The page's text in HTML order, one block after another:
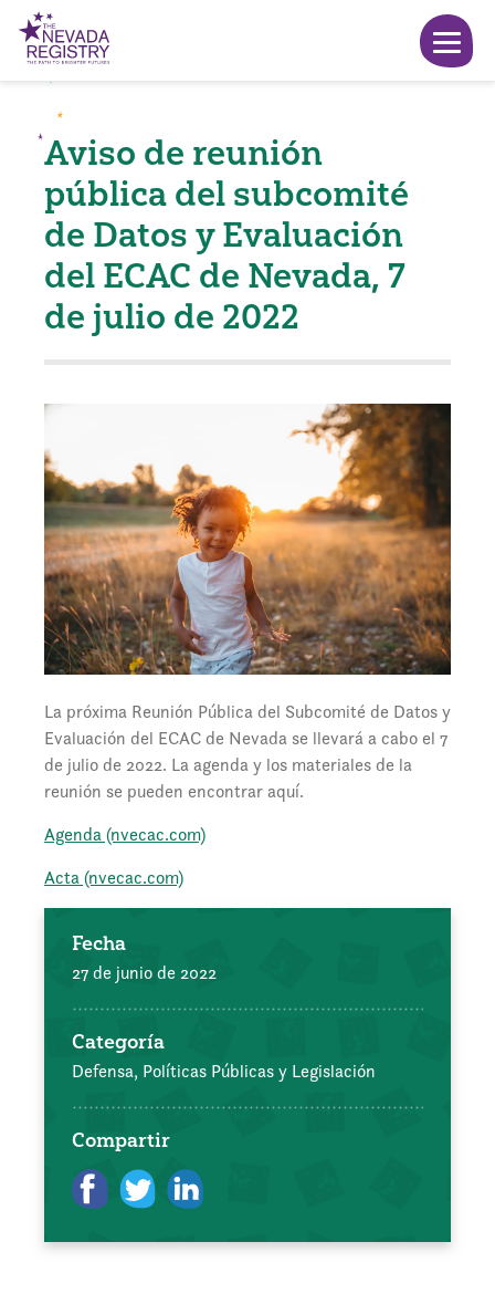
Aviso de reunión
pública del subcomité
de Datos y Evaluación
del ECAC de Nevada, 7
de julio de 2022
La próxima Reunión Pública del Subcomité de Datos y
Evaluación del ECAC de Nevada se llevará a cabo el 7
de julio de 2022. La agenda y los materiales de la
reunión se pueden encontrar aquí.
Agenda (nvecac.com)
Acta (nvecac.com)
Fecha
27 de junio de 2022
Categoría
Defensa, Políticas Públicas y Legislación
Compartir